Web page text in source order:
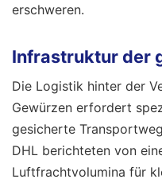
erschweren.
Infrastruktur der
Die Logistik hinter der
Gewürzen erfordert
gesicherte
DHL berichteten von
Luftfrachtvolumina für